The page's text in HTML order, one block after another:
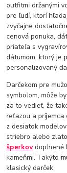
outfitmi držanými
pre ľudí, ktorí
zvyčajne
cenová ponuka,
priateľa s
dátumom, ktorý je
personalizovaný
Darčekom pre
symbolom, môže
za to vedieť, že
reťazou a príjemca
z desiatok
striebro alebo
šperkovdoplnené
kameňmi. Takýto
klasický darček.